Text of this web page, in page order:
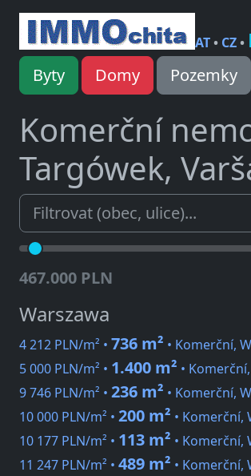
AT• CZ•
Byty Domy Pozemky
Komerční
Targówek,
467.000 PLN
Warszawa
4 212 PLN/m² • 736 m² • Komerční,
5 000 PLN/m² • 1.400 m² •
9 746 PLN/m² • 236 m² • Komerční,
10 000 PLN/m² • 200 m² • Komerční,
10 177 PLN/m² • 113 m² • Komerční,
11 247 PLN/m² • 489 m² • Komerční,